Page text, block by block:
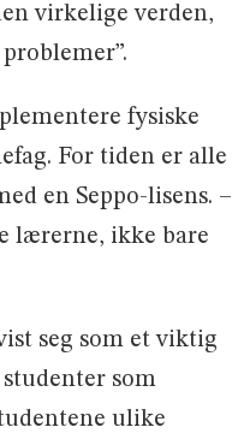
virkelige verden,
fysiske
For tiden er alle
en Seppo-lisens. –
lærerne, ikke bare
seg som et viktig
som
ulike